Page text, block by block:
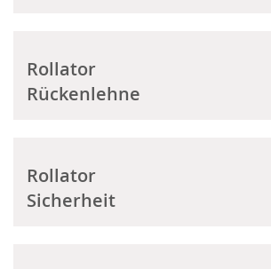
Rollator
Rückenlehne
Rollator
Sicherheit